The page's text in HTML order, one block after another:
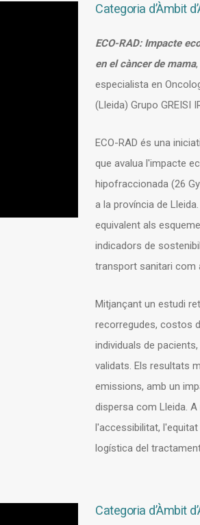
Categoria d’Àmbit
ECO-RAD: Impacte
en el càncer de mama
especialista en
(Lleida) Grupo GREISI
ECO-RAD és una
que avalua l'impacte
hipofraccionada (26
a la província de
equivalent als
indicadors de
transport sanitari com
Mitjançant un estudi
recorregudes, costos
individuals de
validats. Els resultats
emissions, amb un
dispersa com Lleida.
l'accessibilitat,
logística del
Categoria d’Àmbit